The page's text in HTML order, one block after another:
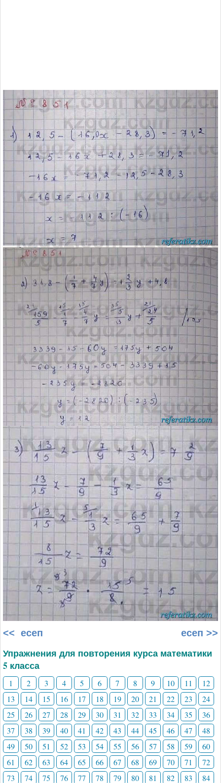
<< есеп есеп >>
Упражнения для повторения курса математики
5 класса
1 2 3 4 5 6 7 8 9 10 11
12
13
14 15 16 17 18 19 20 21 22 23
24
25
26 27 28 29 30 31 32 33 34 35
36
37
38 39 40 41 42 43 44 45 46 47
48
49
50 51 52 53 54 55 56 57 58 59
60
61
62 63 64 65 66 67 68 69 70 71
72
73
74 75 76 77 78 79 80 81 82 83 84